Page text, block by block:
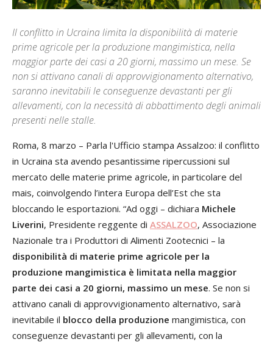
Il conflitto in Ucraina limita la disponibilità di materie
prime agricole per la produzione mangimistica, nella
maggior parte dei casi a 20 giorni, massimo un mese. Se
non si attivano canali di approvvigionamento alternativo,
saranno inevitabili le conseguenze devastanti per gli
allevamenti, con la necessità di abbattimento degli animali
presenti nelle stalle.
Roma, 8 marzo – Parla l'Ufficio stampa Assalzoo: il conflitto
in Ucraina sta avendo pesantissime ripercussioni sul
mercato delle materie prime agricole, in particolare del
mais, coinvolgendo l’intera Europa dell’Est che sta
bloccando le esportazioni. “Ad oggi – dichiara Michele
Liverini, Presidente reggente di ASSALZOO, Associazione
Nazionale tra i Produttori di Alimenti Zootecnici – la
disponibilità di materie prime agricole per la
produzione mangimistica è limitata nella maggior
parte dei casi a 20 giorni, massimo un mese. Se non si
attivano canali di approvvigionamento alternativo, sarà
inevitabile il blocco della produzione mangimistica, con
conseguenze devastanti per gli allevamenti, con la